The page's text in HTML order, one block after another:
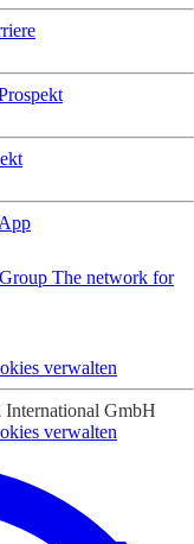
App
The network for
verwalten
GmbH
verwalten